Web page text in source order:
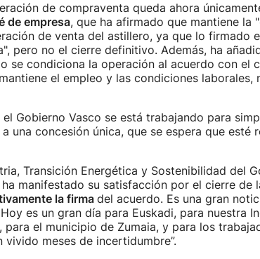
de compraventa queda ahora
de empresa, que ha afirmado que mantiene la
de venta del astillero, ya que lo firmado
pero no el cierre definitivo. Además, ha
se condiciona la operación al acuerdo con el
el empleo y las condiciones laborales,
Gobierno Vasco se está trabajando para
una concesión única, que se espera que esté
Transición Energética y Sostenibilidad del
manifestado su satisfacción por el cierre de
la firmadel acuerdo. Es una gran
es un gran día para Euskadi, para nuestra
el municipio de Zumaia, y para los
vivido meses de incertidumbre”.